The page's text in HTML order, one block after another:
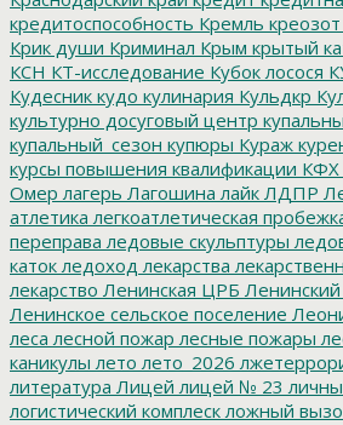
кредитоспособность Кремль креозот
Крик души Криминал Крым крытый
КСН КТ-исследование Кубок лосося
Кудесник кудо кулинария Кульдкр
культурно досуговый центр
купальный_сезон купюры Кураж
курсы повышения квалификации КФХ
Омер лагерь Лагошина лайк ЛДПР
атлетика легкоатлетическая
переправа ледовые скульптуры
каток ледоход лекарства
лекарство Ленинская ЦРБ
Ленинское сельское поселение
леса лесной пожар лесные пожары
каникулы лето лето_2026
литература Лицей лицей № 23
логистический комплеск ложный